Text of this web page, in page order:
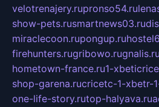
velotrenajery.rupronso54.ru
show-pets.rusmartnews03.ru
miraclecoon.rupongup.ru
firehunters.rugribowo.rugnalis.ru
hometown-france.ru1-
shop-garena.rucricetc-1-xbetr-
one-life-story.rutop-halyava.ru